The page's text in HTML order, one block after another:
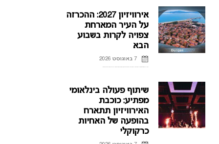
אירוויזיון 2027: ההכרזה
על העיר המארחת
צפויה לקרות בשבוע
הבא
7 באוגוסט 2026
שיתוף פעולה בינלאומי
מפתיע: כוכבת
האירוויזיון תתארח
בהופעה של האחיות
כרקוקלי